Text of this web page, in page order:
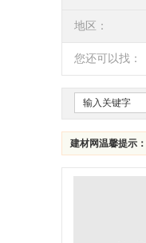
地区：
您还可以找：
建材网温馨提示：